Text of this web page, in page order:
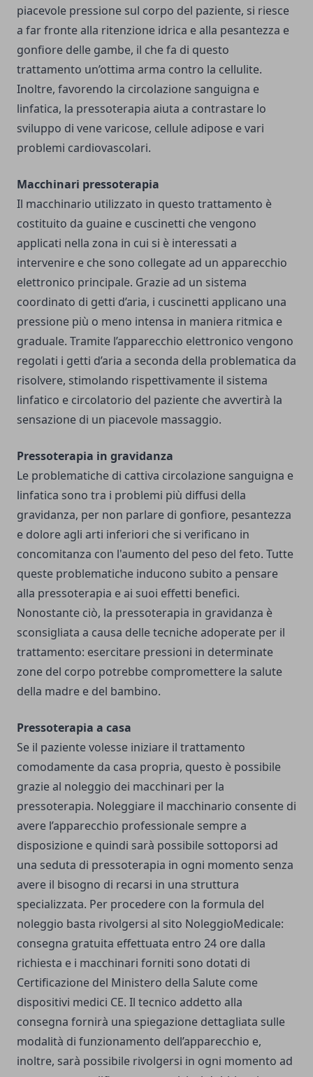
piacevole pressione sul corpo del paziente, si riesce
a far fronte alla ritenzione idrica e alla pesantezza e
gonfiore delle gambe, il che fa di questo
trattamento un’ottima arma contro la cellulite.
Inoltre, favorendo la circolazione sanguigna e
linfatica, la pressoterapia aiuta a contrastare lo
sviluppo di vene varicose, cellule adipose e vari
problemi cardiovascolari.
Macchinari pressoterapia
Il macchinario utilizzato in questo trattamento è
costituito da guaine e cuscinetti che vengono
applicati nella zona in cui si è interessati a
intervenire e che sono collegate ad un apparecchio
elettronico principale. Grazie ad un sistema
coordinato di getti d’aria, i cuscinetti applicano una
pressione più o meno intensa in maniera ritmica e
graduale. Tramite l’apparecchio elettronico vengono
regolati i getti d’aria a seconda della problematica da
risolvere, stimolando rispettivamente il sistema
linfatico e circolatorio del paziente che avvertirà la
sensazione di un piacevole massaggio.
Pressoterapia in gravidanza
Le problematiche di cattiva circolazione sanguigna e
linfatica sono tra i problemi più diffusi della
gravidanza, per non parlare di gonfiore, pesantezza
e dolore agli arti inferiori che si verificano in
concomitanza con l'aumento del peso del feto. Tutte
queste problematiche inducono subito a pensare
alla pressoterapia e ai suoi effetti benefici.
Nonostante ciò, la pressoterapia in gravidanza è
sconsigliata a causa delle tecniche adoperate per il
trattamento: esercitare pressioni in determinate
zone del corpo potrebbe compromettere la salute
della madre e del bambino.
Pressoterapia a casa
Se il paziente volesse iniziare il trattamento
comodamente da casa propria, questo è possibile
grazie al noleggio dei macchinari per la
pressoterapia. Noleggiare il macchinario consente di
avere l’apparecchio professionale sempre a
disposizione e quindi sarà possibile sottoporsi ad
una seduta di pressoterapia in ogni momento senza
avere il bisogno di recarsi in una struttura
specializzata. Per procedere con la formula del
noleggio basta rivolgersi al sito NoleggioMedicale:
consegna gratuita effettuata entro 24 ore dalla
richiesta e i macchinari forniti sono dotati di
Certificazione del Ministero della Salute come
dispositivi medici CE. Il tecnico addetto alla
consegna fornirà una spiegazione dettagliata sulle
modalità di funzionamento dell’apparecchio e,
inoltre, sarà possibile rivolgersi in ogni momento ad